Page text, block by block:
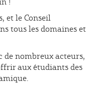
et le Conseil
tous les domaines et
de nombreux acteurs,
aux étudiants des